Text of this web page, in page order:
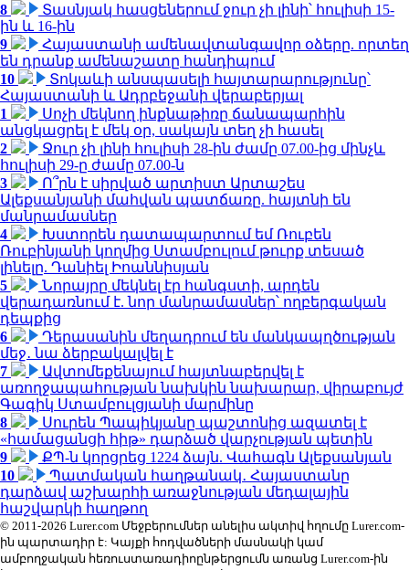
8
Տասնյակ հասցեներում ջուր չի լինի՝ հուլիսի 15-
ին և 16-ին
9
Հայաստանի ամենավտանգավոր օձերը. որտեղ
են դրանք ամենաշատը հանդիպում
10
Տոկաևի անսպասելի հայտարարությունը՝
Հայաստանի և Ադրբեջանի վերաբերյալ
1
Սոչի մեկնող ինքնաթիռը ճանապարհին
անցկացրել է մեկ օր, սակայն տեղ չի հասել
2
Ջուր չի լինի հուլիսի 28-ին ժամը 07.00-ից մինչև
հուլիսի 29-ը ժամը 07.00-ն
3
Ո՞րն է սիրված արտիստ Արտաշես
Ալեքսանյանի մահվան պատճառը. հայտնի են
մանրամասներ
4
Խստորեն դատապարտում եմ Ռուբեն
Ռուբինյանի կողմից Ստամբուլում թուրք տեսած
լինելը. Դանիել Իոաննիսյան
5
Նորայրը մեկնել էր հանգստի, արդեն
վերադառնում է. նոր մանրամասներ՝ ողբերգական
դեպքից
6
Դերասանին մեղադրում են մանկապղծության
մեջ․ նա ձերբակալվել է
7
Ավտոմեքենայում հայտնաբերվել է
առողջապահության նախկին նախարար, վիրաբույժ
Գագիկ Ստամբուլցյանի մարմինը
8
Սուրեն Պապիկյանը պաշտոնից ազատել է
«համացանցի հիթ» դարձած վարչության պետին
9
ՔՊ-ն կորցրեց 1224 ձայն. Վահագն Ալեքսանյան
10
Պատմական հաղթանակ․ Հայաստանը
դարձավ աշխարհի առաջնության մեդալային
հաշվարկի հաղթող
© 2011-2026 Lurer.com Մեջբերումներ անելիս ակտիվ հղումը Lurer.com-
ին պարտադիր է: Կայքի հոդվածների մասնակի կամ
ամբողջական հեռուստառադիոընթերցումն առանց Lurer.com-ին